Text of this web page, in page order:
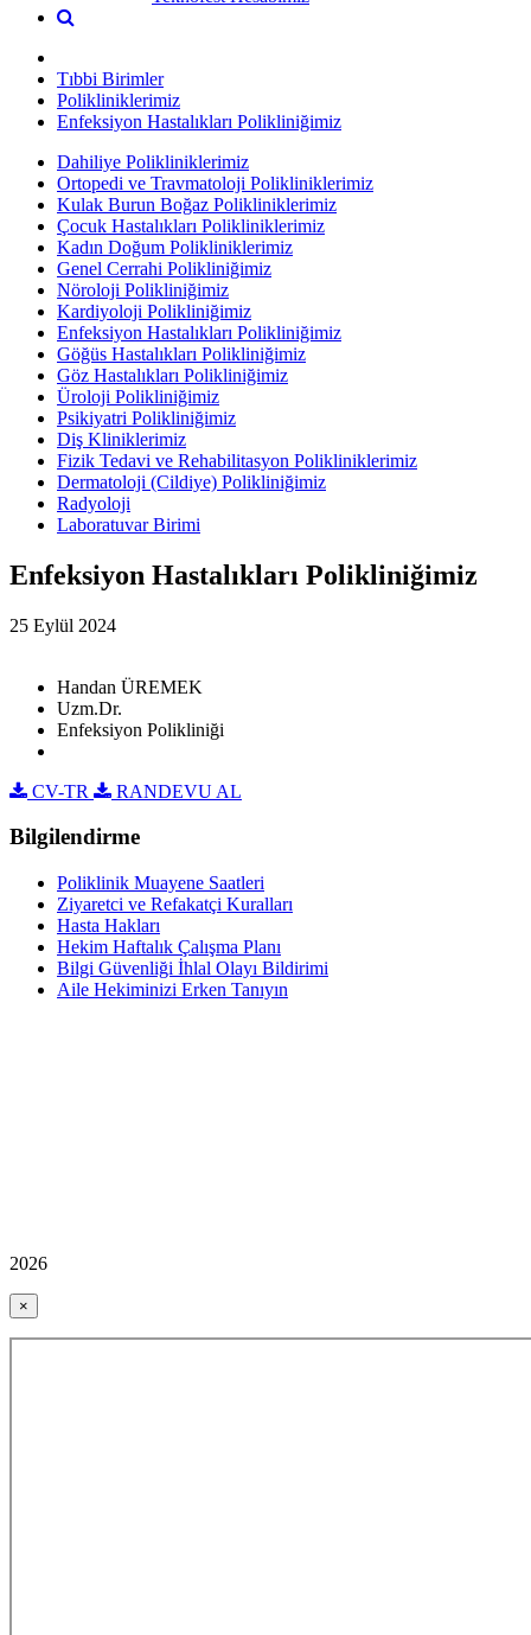
Tıbbi Birimler
Polikliniklerimiz
Enfeksiyon Hastalıkları Polikliniğimiz
Dahiliye Polikliniklerimiz
Ortopedi ve Travmatoloji Polikliniklerimiz
Kulak Burun Boğaz Polikliniklerimiz
Çocuk Hastalıkları Polikliniklerimiz
Kadın Doğum Polikliniklerimiz
Genel Cerrahi Polikliniğimiz
Nöroloji Polikliniğimiz
Kardiyoloji Polikliniğimiz
Enfeksiyon Hastalıkları Polikliniğimiz
Göğüs Hastalıkları Polikliniğimiz
Göz Hastalıkları Polikliniğimiz
Üroloji Polikliniğimiz
Psikiyatri Polikliniğimiz
Diş Kliniklerimiz
Fizik Tedavi ve Rehabilitasyon Polikliniklerimiz
Dermatoloji (Cildiye) Polikliniğimiz
Radyoloji
Laboratuvar Birimi
Enfeksiyon Hastalıkları Polikliniğimiz
25 Eylül 2024
Handan ÜREMEK
Uzm.Dr.
Enfeksiyon Polikliniği
CV-TR RANDEVU AL
Bilgilendirme
Poliklinik Muayene Saatleri
Ziyaretci ve Refakatçi Kuralları
Hasta Hakları
Hekim Haftalık Çalışma Planı
Bilgi Güvenliği İhlal Olayı Bildirimi
Aile Hekiminizi Erken Tanıyın
2026
×